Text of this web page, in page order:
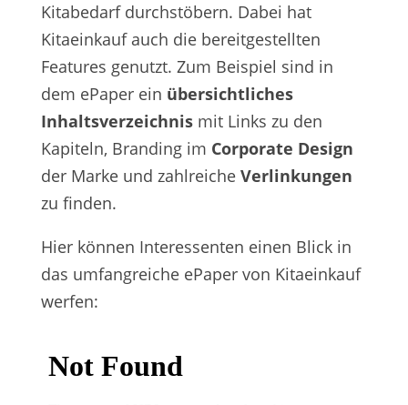
Kitabedarf durchstöbern. Dabei hat
Kitaeinkauf auch die bereitgestellten
Features genutzt. Zum Beispiel sind in
dem ePaper ein übersichtliches
Inhaltsverzeichnismit Links zu den
Kapiteln, Branding im Corporate Design
der Marke und zahlreiche Verlinkungen
zu finden.
Hier können Interessenten einen Blick in
das umfangreiche ePaper von Kitaeinkauf
werfen: